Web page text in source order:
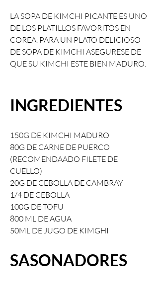
LA SOPA DE KIMCHI PICANTE ES UNO
DE LOS PLATILLOS FAVORITOS EN
COREA. PARA UN PLATO DELICIOSO
DE SOPA DE KIMCHI ASEGURESE DE
QUE SU KIMCHI ESTE BIEN MADURO.
INGREDIENTES
150G DE KIMCHI MADURO
80G DE CARNE DE PUERCO
(RECOMENDAADO FILETE DE
CUELLO)
20G DE CEBOLLA DE CAMBRAY
1/4 DE CEBOLLA
100G DE TOFU
800 ML DE AGUA
50ML DE JUGO DE KIMGHI
SASONADORES